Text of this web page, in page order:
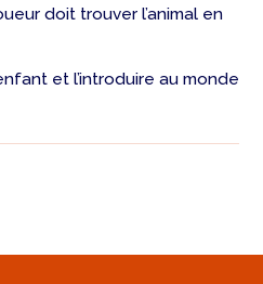
doit trouver l’animal en
et l’introduire au monde